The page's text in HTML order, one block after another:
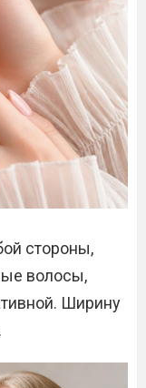
стороны,
волосы,
Ширину